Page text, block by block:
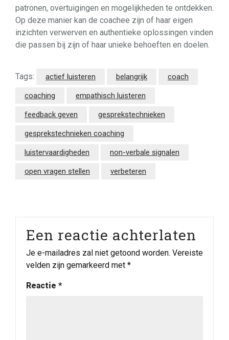
patronen, overtuigingen en mogelijkheden te ontdekken.
Op deze manier kan de coachee zijn of haar eigen
inzichten verwerven en authentieke oplossingen vinden
die passen bij zijn of haar unieke behoeften en doelen.
Tags: actief luisteren belangrijk coach
coaching empathisch luisteren
feedback geven gesprekstechnieken
gesprekstechnieken coaching
luistervaardigheden non-verbale signalen
open vragen stellen verbeteren
Een reactie achterlaten
Je e-mailadres zal niet getoond worden. Vereiste
velden zijn gemarkeerd met *
Reactie *